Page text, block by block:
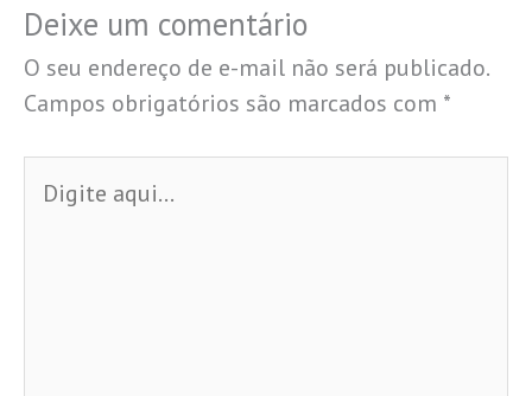
Deixe um comentário
O seu endereço de e-mail não será publicado.
Campos obrigatórios são marcados com *
aqui...